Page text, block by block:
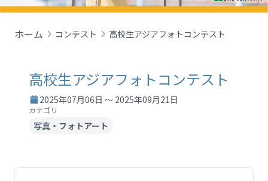
ホーム コンテスト 高校生アジアフォトコンテスト
高校生アジアフォトコンテスト
2025年07月06日 ～ 2025年09月21日
カテゴリ
写真・フォトアート